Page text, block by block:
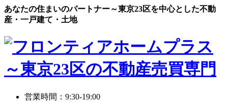
あなたの住まいのパートナー～東京23区を中心とした不動
産・一戸建て・土地
営業時間：9:30-19:00